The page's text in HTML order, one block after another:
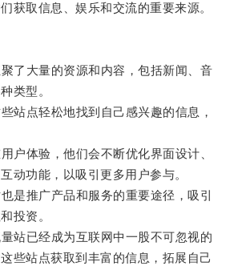
获取信息、娱乐和交流的重要来源。
大量的资源和内容，包括新闻、音
类型。
点轻松地找到自己感兴趣的信息，
体验，他们会不断优化界面设计、
动功能，以吸引更多用户参与。
推广产品和服务的重要途径，吸引
投资。
已经成为互联网中一股不可忽视的
些站点获取到丰富的信息，拓展自己